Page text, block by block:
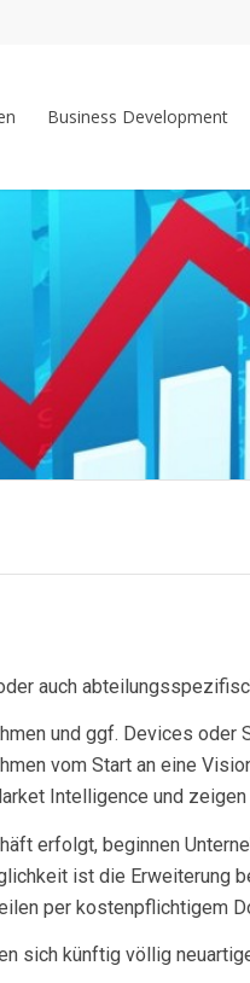
Business Development
auch
und ggf. Devices oder
vom Start an eine
Intelligence und
erfolgt, beginnen
ist die
per kostenpflichtigem
sich künftig völlig